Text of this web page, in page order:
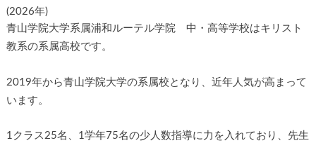
(2026年)
青山学院大学系属浦和ルーテル学院 中・高等学校はキリスト
教系の系属高校です。
2019年から青山学院大学の系属校となり、近年人気が高まって
います。
1クラス25名、1学年75名の少人数指導に力を入れており、先生